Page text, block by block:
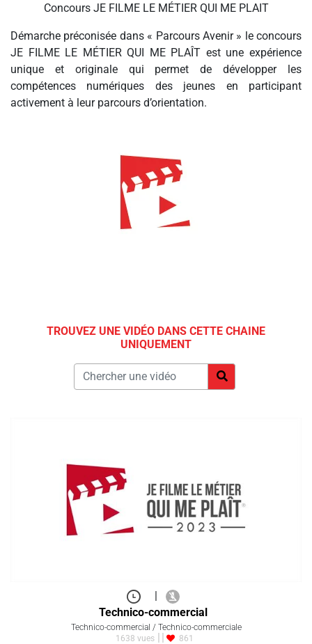
Concours JE FILME LE MÉTIER QUI ME PLAIT
Démarche préconisée dans « Parcours Avenir » le concours
JE FILME LE MÉTIER QUI ME PLAÎT est une expérience
unique et originale qui permet de développer les
compétences numériques des jeunes en participant
activement à leur parcours d’orientation.
TROUVEZ UNE VIDÉO DANS CETTE CHAINE
UNIQUEMENT
|
Technico-commercial
Technico-commercial / Technico-commerciale
1638 vues
861